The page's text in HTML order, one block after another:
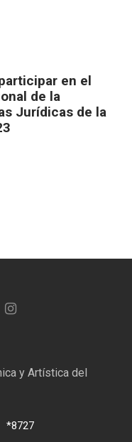
en el
de la
Jurídicas de la
y Artística del
*8727